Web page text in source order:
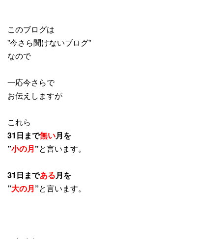
このブログは
”今さら聞けないブログ”
なので
一応今さらで
お伝えしますが
これら
31日まで無い月を
”小の月”と言います。
31日まである月を
”大の月”と言います。